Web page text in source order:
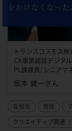
をかけなくなった
トランスコスモス株
CX事業統括デジタ
PL課課長/シニアマ
坂本 健一さん
在校生 男性
クリエイティブ関連（